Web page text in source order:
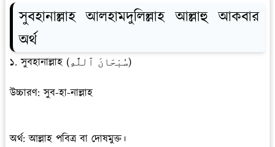
সুবহানাল্লাহ আলহামদুলিল্লাহ আল্লাহু আকবার
অর্থ
১. সুবহানাল্লাহ (سُبْحَانَ ٱللَّٰهِ)
উচ্চারণ: সুব-হা-নাল্লাহ
অর্থ: আল্লাহ পবিত্র বা দোষমুক্ত।